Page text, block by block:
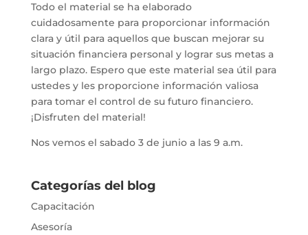
Todo el material se ha elaborado
cuidadosamente para proporcionar información
clara y útil para aquellos que buscan mejorar su
situación financiera personal y lograr sus metas a
largo plazo. Espero que este material sea útil para
ustedes y les proporcione información valiosa
para tomar el control de su futuro financiero.
¡Disfruten del material!
Nos vemos el sabado 3 de junio a las 9 a.m.
Categorías del blog
Capacitación
Asesoría